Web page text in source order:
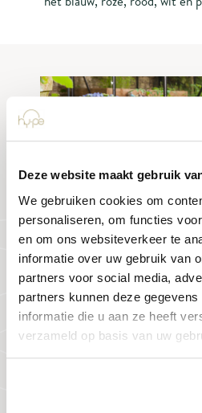
Deze website maakt gebruik
We gebruiken cookies om
personaliseren, om functies
en om ons websiteverkeer te
informatie over uw gebruik van
partners voor social media,
partners kunnen deze
informatie die u aan ze heeft
verzameld op basis van uw
Verzorging
Zon